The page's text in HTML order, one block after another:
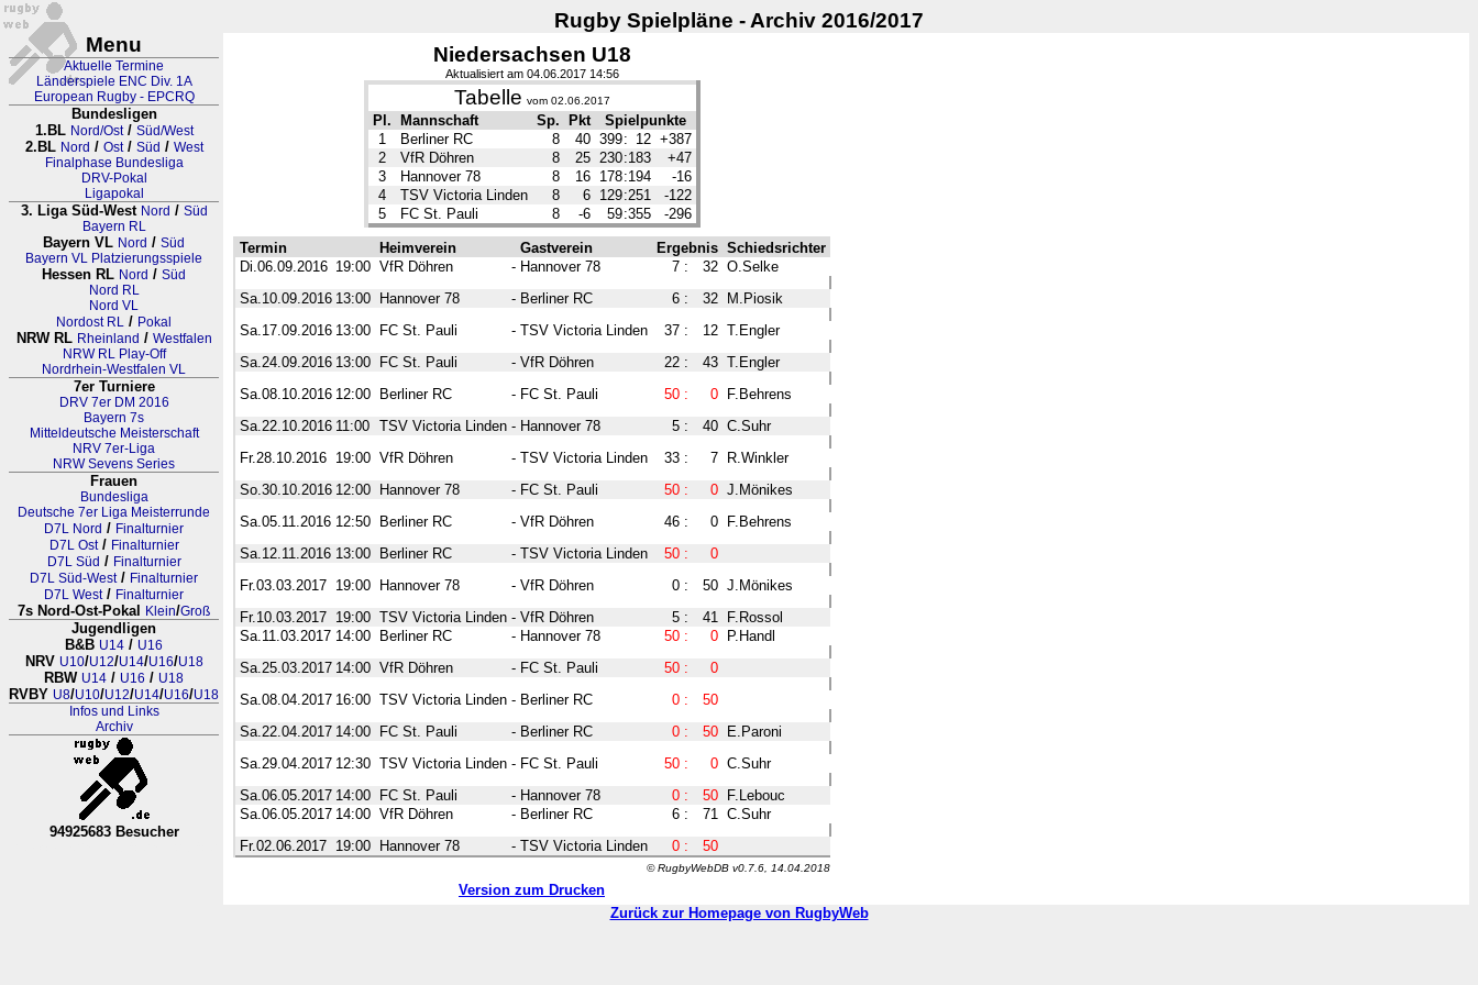
Rugby Spielpläne - Archiv 2016/2017
Menu
Aktuelle Termine
Länderspiele ENC Div. 1A
European Rugby - EPCRQ
Bundesligen
1.BL Nord/Ost/ Süd/West
2.BL Nord / Ost/ Süd / West
Finalphase Bundesliga
DRV-Pokal
Ligapokal
3. Liga Süd-West Nord / Süd
Bayern RL
Bayern VL Nord / Süd
Bayern VL Platzierungsspiele
Hessen RL Nord / Süd
Nord RL
Nord VL
Nordost RL / Pokal
NRW RL Rheinland / Westfalen
NRW RL Play-Off
Nordrhein-Westfalen VL
7er Turniere
DRV 7er DM 2016
Bayern 7s
Mitteldeutsche Meisterschaft
NRV 7er-Liga
NRW Sevens Series
Frauen
Bundesliga
Deutsche 7er Liga Meisterrunde
D7L Nord / Finalturnier
D7L Ost/ Finalturnier
D7L Süd / Finalturnier
D7L Süd-West/ Finalturnier
D7L West/ Finalturnier
7s Nord-Ost-Pokal Klein/Groß
Jugendligen
B&B U14 / U16
NRV U10/U12/U14/U16/U18
RBW U14 / U16 / U18
RVBY U8/U10/U12/U14/U16/U18
Infos und Links
Archiv
94925683 Besucher
Niedersachsen U18
Aktualisiert am 04.06.2017 14:56
Tabelle vom 02.06.2017
Pl. Mannschaft Sp. Pkt
Spielpunkte
1
Berliner RC 8 40 399: 12 +387
2
VfR Döhren 8 25 230:183
+47
3
Hannover 78 8 16 178:194
-16
4
TSV Victoria Linden 8 6 129:251
-122
5
FC St. Pauli 8 -6 59:355 -296
Termin Heimverein Gastverein Ergebnis Schiedsrichter
Di.06.09.2016 19:00 VfR Döhren - Hannover 78 7 : 32 O.Selke
Sa.10.09.2016 13:00 Hannover 78 - Berliner RC 6 : 32
M.Piosik
Sa.17.09.2016 13:00 FC St. Pauli - TSV Victoria Linden 37 : 12 T.Engler
Sa.24.09.2016 13:00 FC St. Pauli - VfR Döhren 22 : 43 T.Engler
Sa.08.10.2016 12:00 Berliner RC - FC St. Pauli 50 : 0
F.Behrens
Sa.22.10.2016 11:00 TSV Victoria Linden - Hannover 78 5 : 40 C.Suhr
Fr.28.10.2016 19:00 VfR Döhren - TSV Victoria Linden 33 : 7
R.Winkler
So.30.10.2016 12:00 Hannover 78 - FC St. Pauli 50 : 0 J.Mönikes
Sa.05.11.2016 12:50 Berliner RC - VfR Döhren 46 : 0
F.Behrens
Sa.12.11.2016 13:00 Berliner RC - TSV Victoria Linden 50 :
0
Fr.03.03.2017 19:00 Hannover 78 - VfR Döhren 0 : 50 J.Mönikes
Fr.10.03.2017 19:00 TSV Victoria Linden - VfR Döhren 5 : 41
F.Rossol
Sa.11.03.2017 14:00 Berliner RC - Hannover 78 50 : 0
P.Handl
Sa.25.03.2017 14:00 VfR Döhren - FC St. Pauli 50 :
0
Sa.08.04.2017 16:00 TSV Victoria Linden - Berliner RC 0 :
50
Sa.22.04.2017 14:00 FC St. Pauli - Berliner RC 0 : 50
E.Paroni
Sa.29.04.2017 12:30 TSV Victoria Linden - FC St. Pauli 50 : 0 C.Suhr
Sa.06.05.2017 14:00 FC St. Pauli - Hannover 78 0 : 50
F.Lebouc
Sa.06.05.2017 14:00 VfR Döhren - Berliner RC 6 : 71 C.Suhr
Fr.02.06.2017 19:00 Hannover 78 - TSV Victoria Linden 0 : 50
© RugbyWebDB v0.7.6, 14.04.2018
Version zum Drucken
Zurück zur Homepage von RugbyWeb